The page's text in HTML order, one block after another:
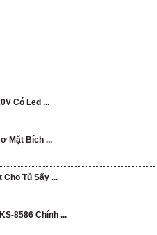
Có Led ...
Mặt Bích ...
Cho Tủ Sấy ...
8586 Chính ...